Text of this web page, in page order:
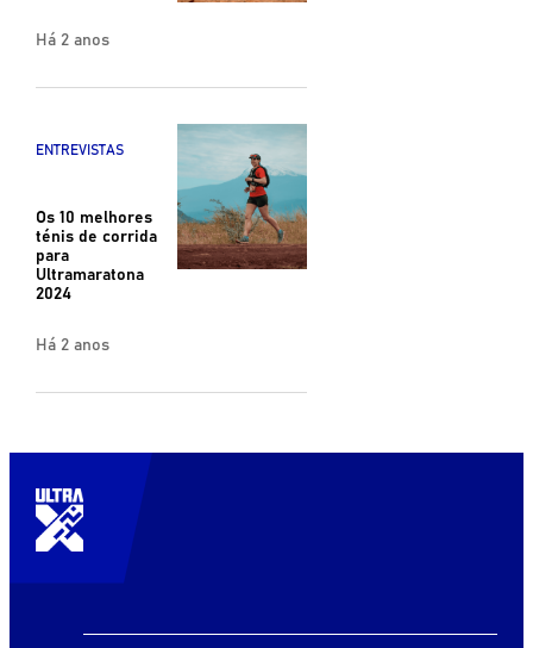
Há 2 anos
ENTREVISTAS
Os 10 melhores
ténis de corrida
para
Ultramaratona
2024
Há 2 anos